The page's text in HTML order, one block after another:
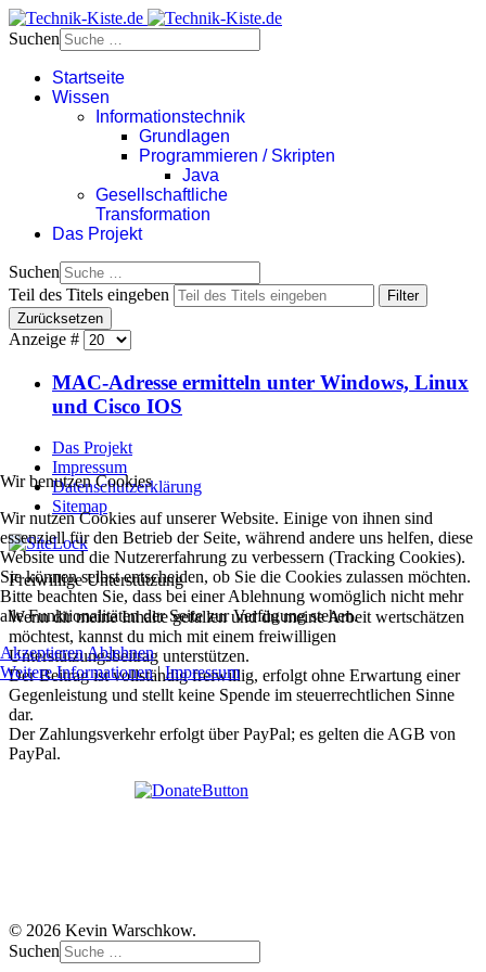
Suchen
Startseite
Wissen
Informationstechnik
Grundlagen
Programmieren / Skripten
Java
Gesellschaftliche
Transformation
Das Projekt
Suchen
Teil des Titels eingeben
Filter
Zurücksetzen
Anzeige #
MAC-Adresse ermitteln unter Windows, Linux
und Cisco IOS
Das Projekt
Impressum
Datenschutzerklärung
Sitemap
Freiwillige Unterstützung
Wenn dir meine Inhalte gefallen und du meine Arbeit wertschätzen
möchtest, kannst du mich mit einem freiwilligen
Unterstützungsbeitrag unterstützen.
Der Beitrag ist vollständig freiwillig, erfolgt ohne Erwartung einer
Gegenleistung und stellt keine Spende im steuerrechtlichen Sinne
dar.
Der Zahlungsverkehr erfolgt über PayPal; es gelten die AGB von
PayPal.
© 2026 Kevin Warschkow.
Suchen
Wir benutzen Cookies
Wir nutzen Cookies auf unserer Website. Einige von ihnen sind
essenziell für den Betrieb der Seite, während andere uns helfen, diese
Website und die Nutzererfahrung zu verbessern (Tracking Cookies).
Sie können selbst entscheiden, ob Sie die Cookies zulassen möchten.
Bitte beachten Sie, dass bei einer Ablehnung womöglich nicht mehr
alle Funktionalitäten der Seite zur Verfügung stehen.
Akzeptieren Ablehnen
Weitere Informationen|Impressum